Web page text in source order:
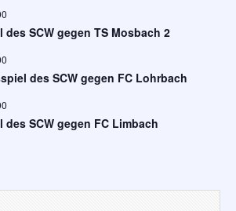
des SCW gegen TS Mosbach 2
des SCW gegen FC Lohrbach
des SCW gegen FC Limbach